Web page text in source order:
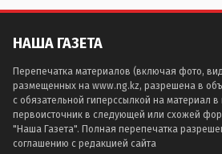
НАША ГАЗЕТА
Перепечатка материалов (включая фото,
размещенных на www.ng.kz, разрешена в
с обязательной гиперссылкой на материал
первоисточник в следующей или схожей
"Наша Газета". Полная перепечатка
соглашению с редакцией сайта